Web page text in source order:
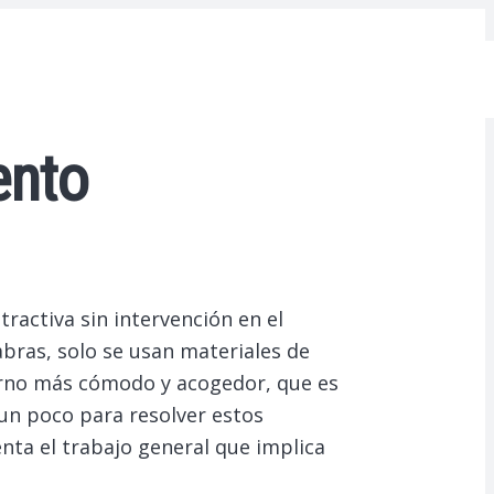
sin intervención en el
solo se usan materiales de
más cómodo y acogedor, que es
poco para resolver estos
el trabajo general que implica